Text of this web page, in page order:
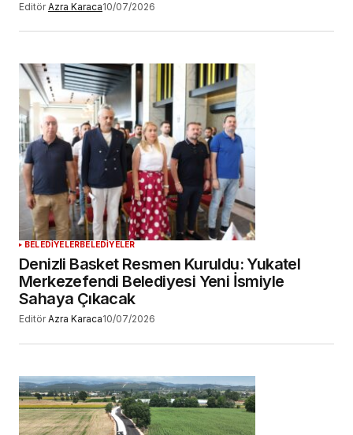
Editör Azra Karaca10/07/2026
BELEDİYELERBELEDİYELER
Denizli Basket Resmen Kuruldu: Yukatel
Merkezefendi Belediyesi Yeni İsmiyle
Sahaya Çıkacak
Editör Azra Karaca10/07/2026